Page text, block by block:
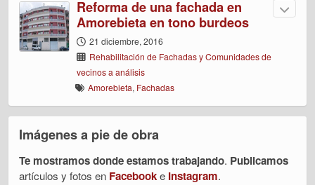
Reforma de una fachada en
Amorebieta en tono burdeos
21 diciembre, 2016
Rehabilitación de Fachadas y Comunidades de
vecinos a análisis
Amorebieta, Fachadas
Imágenes a pie de obra
Te mostramos donde estamos trabajando. Publicamos
artículos y fotos en Facebooke Instagram.